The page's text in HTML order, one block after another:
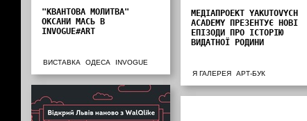
"КВАНТОВА МОЛИТВА"
ОКСАНИ МАСЬ В
INVOGUE#ART
ВИСТАВКА ОДЕСА INVOGUE
МЕДІАПРОЕКТ YAKUTOVYCH
ACADEMY ПРЕЗЕНТУЄ НОВІ
ЕПІЗОДИ ПРО ІСТОРІЮ
ВИДАТНОЇ РОДИНИ
Я ГАЛЕРЕЯ АРТ-БУК